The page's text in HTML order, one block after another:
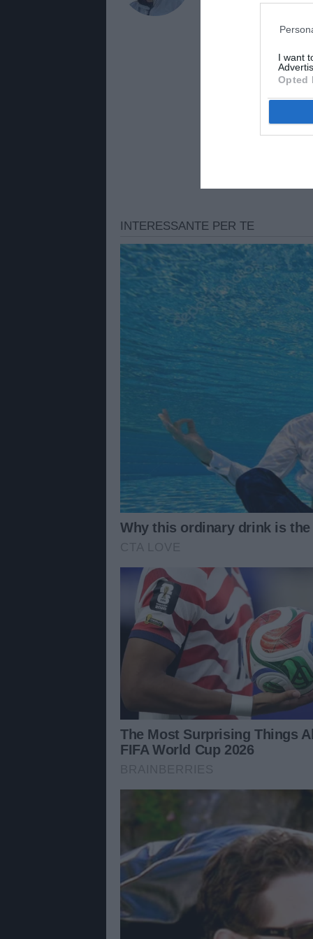
I want
Opted